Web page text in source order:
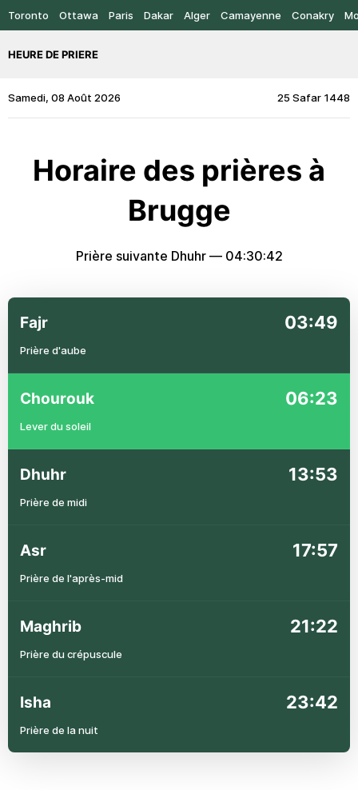
Toronto Ottawa Paris Dakar Alger Camayenne Conakry
HEURE DE PRIERE
Samedi, 08 Août 2026 25 Safar 1448
Horaire des prières à
Brugge
Prière suivante Dhuhr — 04:30:42
Fajr 03:49
Prière d'aube
Chourouk 06:23
Lever du soleil
Dhuhr 13:53
Prière de midi
Asr 17:57
Prière de l'après-mid
Maghrib 21:22
Prière du crépuscule
Isha 23:42
Prière de la nuit